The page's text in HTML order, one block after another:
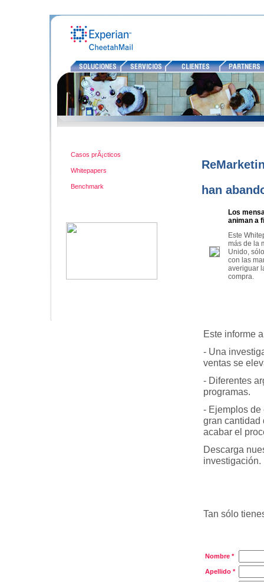
Casos prÃ¡cticos
Whitepapers
Benchmark
han
Los
animan a
Este
más de la
Unido,
con las
averiguar
compra.
Este informe
- Una
ventas se
- Diferentes
programas.
- Ejemplos de
gran cantidad
acabar el
Descarga
investigación.
Tan sólo
Nombre *
Apellido *